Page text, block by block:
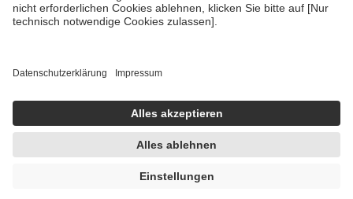
• Untersuchungen zur Vorsorge und Früherkennung, die von der
GKV getragen werden
Einholung von Bewertungen. Trusted Shops hat Maßnahmen
getroffen, um sicherzustellen, dass es sich um echte Bewertungen
handelt. Mehr Informationen findest du hier:
https://help.etrusted.com/hc/de/articles/4419944605341